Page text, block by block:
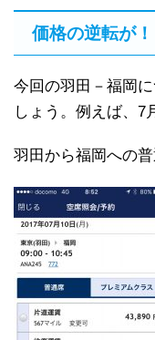
価格の逆転が！
今回の羽田－福岡
しょう。例えば、7
羽田から福岡への